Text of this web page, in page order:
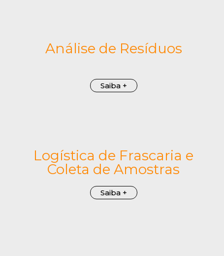
Análise de Resíduos
Saiba +
Logística de Frascaria e
Coleta de Amostras
Saiba +